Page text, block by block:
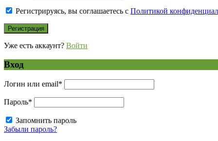
Регистрируясь, вы соглашаетесь с Политикой
Уже есть аккаунт? Войти
Вход
Логин или email*
Пароль*
Запомнить пароль
Забыли пароль?